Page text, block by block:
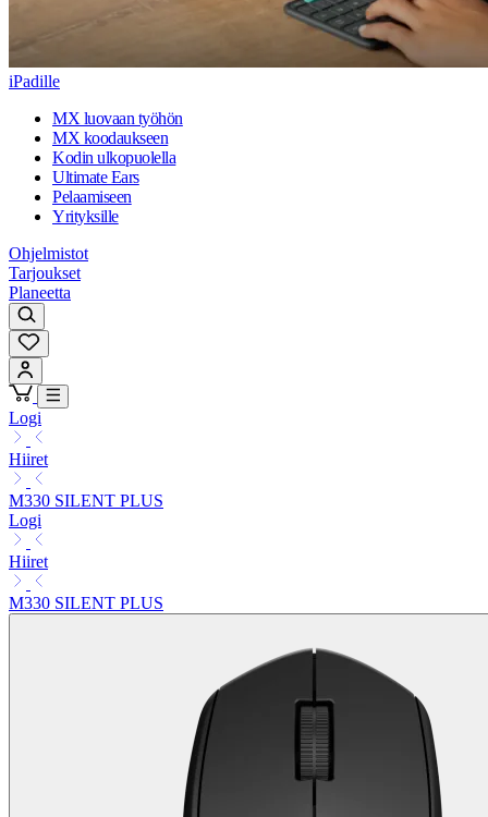
iPadille
MX luovaan työhön
MX koodaukseen
Kodin ulkopuolella
Ultimate Ears
Pelaamiseen
Yrityksille
Ohjelmistot
Tarjoukset
Planeetta
Logi
Hiiret
M330 SILENT PLUS
Logi
Hiiret
M330 SILENT PLUS